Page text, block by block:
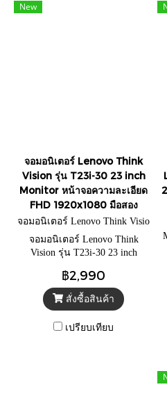
New
จอมอนิเตอร์ Lenovo Think
Vision รุ่น T23i-30 23 inch
Monitor หน้าจอความละเอียด
FHD 1920x1080 มือสอง
จอมอนิเตอร์ Lenovo Think Visio
n รุ่น T23i-30 23 inch
จอมอนิเตอร์ Lenovo Think
Vision รุ่น T23i-30 23 inch
FHD 1920x1080 มือสอง
฿2,990
สั่งซื้อสินค้า
เปรียบเทียบ